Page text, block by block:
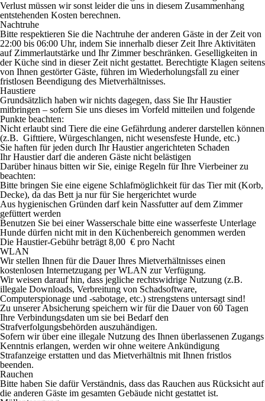
Verlust müssen wir sonst leider die uns in diesem Zusammenhang
entstehenden Kosten berechnen.
Nachtruhe
Bitte respektieren Sie die Nachtruhe der anderen Gäste in der Zeit von
22:00 bis 06:00 Uhr, indem Sie innerhalb dieser Zeit Ihre Aktivitäten
auf Zimmerlautstärke und Ihr Zimmer beschränken. Geselligkeiten in
der Küche sind in dieser Zeit nicht gestattet. Berechtigte Klagen seitens
von Ihnen gestörter Gäste, führen im Wiederholungsfall zu einer
fristlosen Beendigung des Mietverhältnisses.
Haustiere
Grundsätzlich haben wir nichts dagegen, dass Sie Ihr Haustier
mitbringen – sofern Sie uns dieses im Vorfeld mitteilen und folgende
Punkte beachten:
Nicht erlaubt sind Tiere die eine Gefährdung anderer darstellen können
(z.B. Gifttiere, Würgeschlangen, nicht wesensfeste Hunde, etc.)
Sie haften für jeden durch Ihr Haustier angerichteten Schaden
Ihr Haustier darf die anderen Gäste nicht belästigen
Darüber hinaus bitten wir Sie, einige Regeln für Ihre Vierbeiner zu
beachten:
Bitte bringen Sie eine eigene Schlafmöglichkeit für das Tier mit (Korb,
Decke), da das Bett ja nur für Sie hergerichtet wurde
Aus hygienischen Gründen darf kein Nassfutter auf dem Zimmer
gefüttert werden
Benutzen Sie bei einer Wasserschale bitte eine wasserfeste Unterlage
Hunde dürfen nicht mit in den Küchenbereich genommen werden
Die Haustier-Gebühr beträgt 8,00 € pro Nacht
WLAN
Wir stellen Ihnen für die Dauer Ihres Mietverhältnisses einen
kostenlosen Internetzugang per WLAN zur Verfügung.
Wir weisen darauf hin, dass jegliche rechtswidrige Nutzung (z.B.
illegale Downloads, Verbreitung von Schadsoftware,
Computerspionage und -sabotage, etc.) strengstens untersagt sind!
Zu unserer Absicherung speichern wir für die Dauer von 60 Tagen
Ihre Verbindungsdaten um sie bei Bedarf den
Strafverfolgungsbehörden auszuhändigen.
Sofern wir über eine illegale Nutzung des Ihnen überlassenen Zugangs
Kenntnis erlangen, werden wir ohne weitere Ankündigung
Strafanzeige erstatten und das Mietverhältnis mit Ihnen fristlos
beenden.
Rauchen
Bitte haben Sie dafür Verständnis, dass das Rauchen aus Rücksicht auf
die anderen Gäste im gesamten Gebäude nicht gestattet ist.